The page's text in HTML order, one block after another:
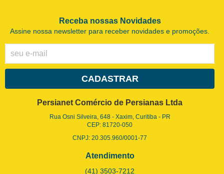
Receba nossas Novidades
Assine nossa newsletter para receber novidades e promoções.
CADASTRAR
Persianet Comércio de Persianas Ltda
Rua Osni Silveira, 648- Xaxim, Curitiba - PR
CEP: 81720-050
CNPJ: 20.305.960/0001-77
Atendimento
(41) 3503-7212